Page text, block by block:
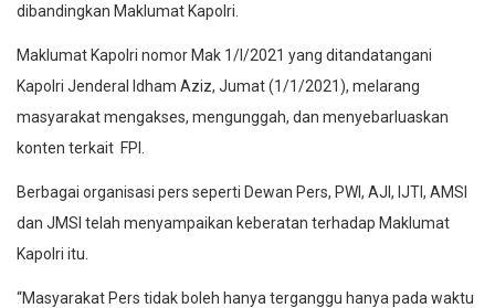
dibandingkan Maklumat Kapolri.
Maklumat Kapolri nomor Mak 1/I/2021 yang ditandatangani
Kapolri Jenderal Idham Aziz, Jumat (1/1/2021), melarang
masyarakat mengakses, mengunggah, dan menyebarluaskan
konten terkait FPI.
Berbagai organisasi pers seperti Dewan Pers, PWI, AJI, IJTI, AMSI
dan JMSI telah menyampaikan keberatan terhadap Maklumat
Kapolri itu.
“Masyarakat Pers tidak boleh hanya terganggu hanya pada waktu